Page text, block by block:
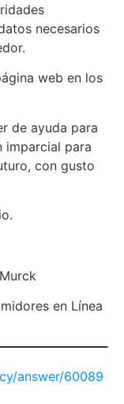
necesarios
web en los
de ayuda para
imparcial para
con gusto
en Línea
answer/60089